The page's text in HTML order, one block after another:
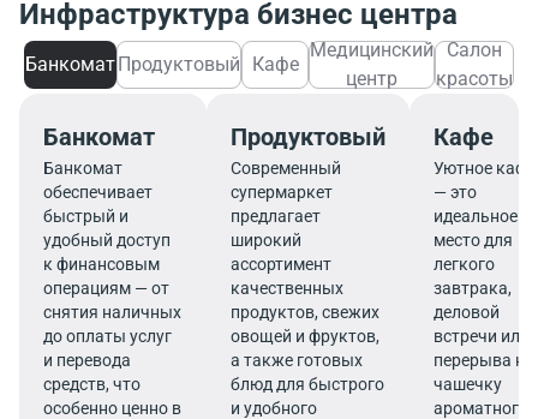
Инфраструктура бизнес центра
БанкоматПродуктовый Кафе
Медицинский
центр
Салон
красоты
Банкомат
Банкомат
обеспечивает
быстрый и
удобный доступ
к финансовым
операциям — от
снятия наличных
до оплаты услуг
и перевода
средств, что
особенно ценно в
Продуктовый
Современный
супермаркет
предлагает
широкий
ассортимент
качественных
продуктов, свежих
овощей и фруктов,
а также готовых
блюд для быстрого
и удобного
Кафе
Уютное кафе
— это
идеальное
место для
легкого
завтрака,
деловой
встречи или
перерыва на
чашечку
ароматного